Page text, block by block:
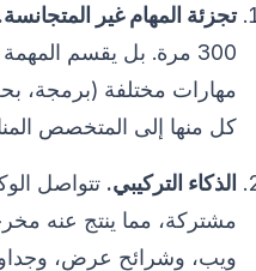
تجزئة المهام غير المتجانسة.
300 مرة. بل يقسم
مهارات مختلفة (برمجة،
كل منها إلى المتخصص
الذكاء التركيبي. تتواصل
مشتركة، مما ينتج عنه
ويب، وشرائح عرض،